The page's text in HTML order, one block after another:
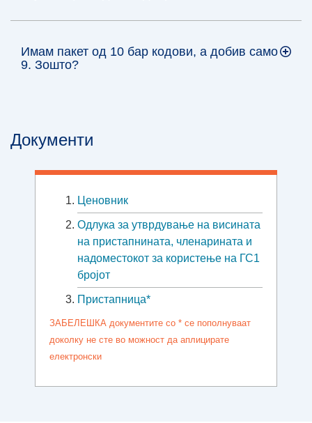
Имам пакет од 10 бар кодови, а добив само
9. Зошто?
Документи
Ценовник
Oдлука за утврдување на висината
на пристапнината, членарината и
надоместокот за користење на ГС1
бројот
Пристапница*
ЗАБЕЛЕШКА документите со * се пополнуваат
доколку не сте во можност да аплицирате
електронски